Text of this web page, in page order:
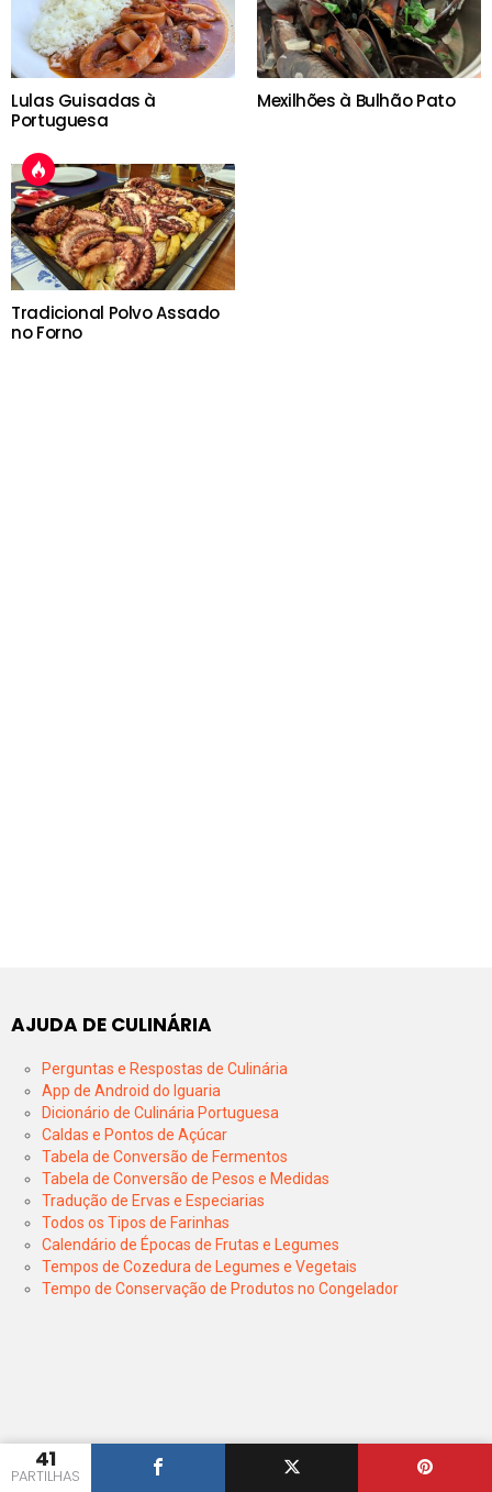
41
PARTILHAS
Lulas Guisadas à
Portuguesa
Mexilhões à Bulhão Pato
Tradicional Polvo Assado
no Forno
AJUDA DE CULINÁRIA
Perguntas e Respostas de Culinária
App de Android do Iguaria
Dicionário de Culinária Portuguesa
Caldas e Pontos de Açúcar
Tabela de Conversão de Fermentos
Tabela de Conversão de Pesos e Medidas
Tradução de Ervas e Especiarias
Todos os Tipos de Farinhas
Calendário de Épocas de Frutas e Legumes
Tempos de Cozedura de Legumes e Vegetais
Tempo de Conservação de Produtos no Congelador